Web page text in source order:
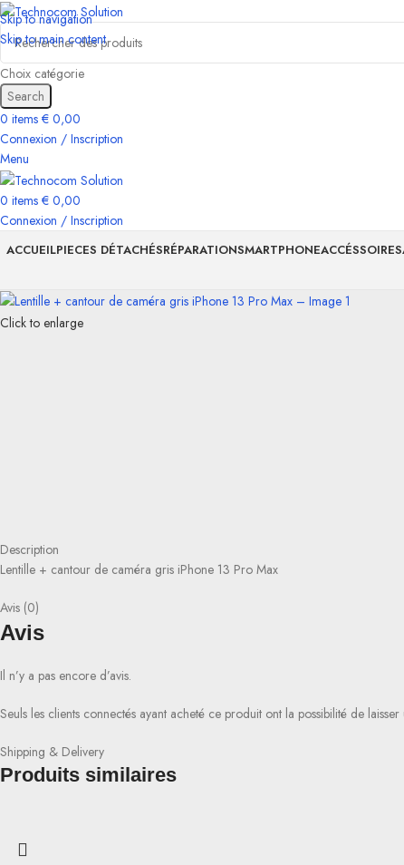
Skip to navigation
Skip to main content
Choix catégorie
Search
0 items € 0,00
Connexion / Inscription
Menu
0 items € 0,00
Connexion / Inscription
ACCUEILPIECES DÉTACHÉSRÉPARATIONSMARTPHONEACCÉSSOIRES
Click to enlarge
Description
Lentille + cantour de caméra gris iPhone 13 Pro Max
Avis (0)
Avis
Il n’y a pas encore d’avis.
Seuls les clients connectés ayant acheté ce produit ont la possibilité de laisser
Shipping & Delivery
Produits similaires